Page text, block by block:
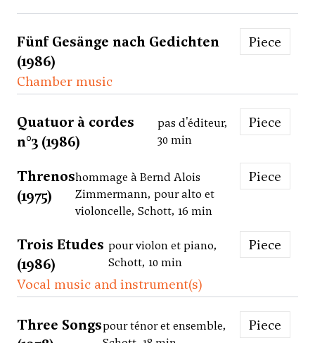
Fünf Gesänge nach Gedichten
(1986)
Piece
Chamber music
Quatuor à cordes
n°3 (1986)
pas d'éditeur,
30 min
Piece
Threnos
(1975)
hommage à Bernd Alois
Zimmermann, pour alto et
violoncelle, Schott, 16 min
Piece
Trois Etudes
(1986)
pour violon et piano,
Schott, 10 min
Piece
Vocal music and instrument(s)
Three Songspour ténor et ensemble,
Piece